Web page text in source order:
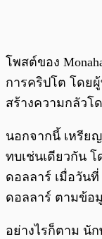
โพสต์ของ
การคริปโต โดย
สร้างความกลัวโ
นอกจากนี้ เหรียญ
ทบเช่นเดียวกัน โ
ดอลลาร์ เมื่อวัน
ดอลลาร์ ตามข้อ
อย่างไรก็ตาม นั